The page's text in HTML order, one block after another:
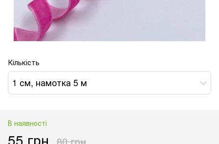
Кількість
1 см, намотка 5 м
В наявності
55 грн 80 грн